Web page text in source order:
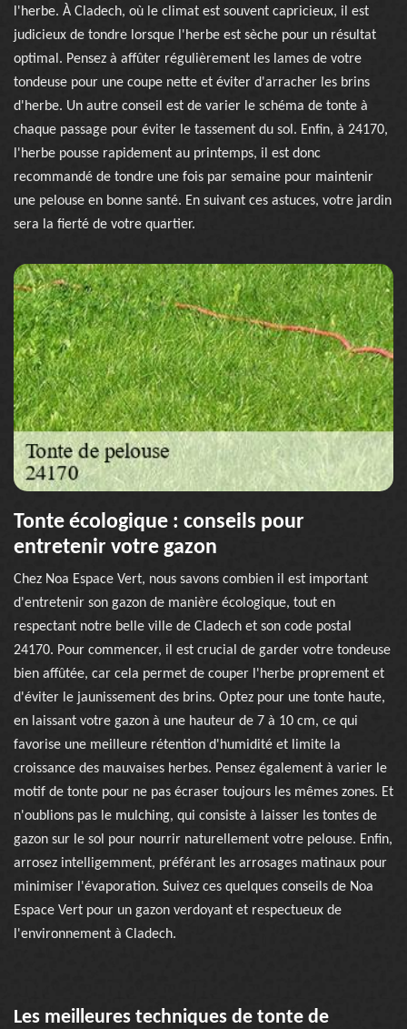
l'herbe. À Cladech, où le climat est souvent capricieux, il est
judicieux de tondre lorsque l'herbe est sèche pour un résultat
optimal. Pensez à affûter régulièrement les lames de votre
tondeuse pour une coupe nette et éviter d'arracher les brins
d'herbe. Un autre conseil est de varier le schéma de tonte à
chaque passage pour éviter le tassement du sol. Enfin, à 24170,
l'herbe pousse rapidement au printemps, il est donc
recommandé de tondre une fois par semaine pour maintenir
une pelouse en bonne santé. En suivant ces astuces, votre jardin
sera la fierté de votre quartier.
Tonte écologique : conseils pour
entretenir votre gazon
Chez Noa Espace Vert, nous savons combien il est important
d'entretenir son gazon de manière écologique, tout en
respectant notre belle ville de Cladech et son code postal
24170. Pour commencer, il est crucial de garder votre tondeuse
bien affûtée, car cela permet de couper l'herbe proprement et
d'éviter le jaunissement des brins. Optez pour une tonte haute,
en laissant votre gazon à une hauteur de 7 à 10 cm, ce qui
favorise une meilleure rétention d'humidité et limite la
croissance des mauvaises herbes. Pensez également à varier le
motif de tonte pour ne pas écraser toujours les mêmes zones. Et
n'oublions pas le mulching, qui consiste à laisser les tontes de
gazon sur le sol pour nourrir naturellement votre pelouse. Enfin,
arrosez intelligemment, préférant les arrosages matinaux pour
minimiser l'évaporation. Suivez ces quelques conseils de Noa
Espace Vert pour un gazon verdoyant et respectueux de
l'environnement à Cladech.
Les meilleures techniques de tonte de